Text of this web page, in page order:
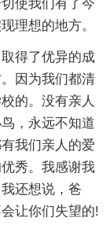
使我们有了今
理想的地方。
得了优异的成
因为我们都清
的。没有亲人
，永远不知道
我们亲人的爱
秀。我感谢我
还想说，爸
让你们失望的!